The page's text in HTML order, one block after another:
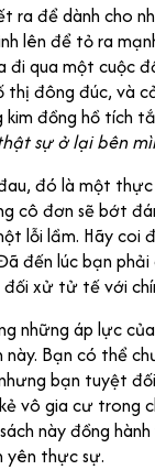
ra để dành cho
lên để tỏ ra
đi qua một cuộc
thị đông đúc, và
đồng hồ tích
sự ở lại bên
đó là một
cô đơn sẽ bớt
lỗi lầm. Hãy coi
đến lúc bạn phải
xử tử tế với
những áp lực
Bạn có thể
bạn tuyệt
vô gia cư trong
này đồng
yên thực sự.